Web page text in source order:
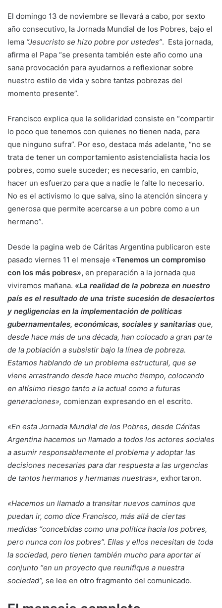
El domingo 13 de noviembre se llevará a cabo, por sexto
año consecutivo, la Jornada Mundial de los Pobres, bajo el
lema “Jesucristo se hizo pobre por ustedes”. Esta jornada,
afirma el Papa “se presenta también este año como una
sana provocación para ayudarnos a reflexionar sobre
nuestro estilo de vida y sobre tantas pobrezas del
momento presente”.
Francisco explica que la solidaridad consiste en “compartir
lo poco que tenemos con quienes no tienen nada, para
que ninguno sufra”. Por eso, destaca más adelante, “no se
trata de tener un comportamiento asistencialista hacia los
pobres, como suele suceder; es necesario, en cambio,
hacer un esfuerzo para que a nadie le falte lo necesario.
No es el activismo lo que salva, sino la atención sincera y
generosa que permite acercarse a un pobre como a un
hermano”.
Desde la pagina web de Cáritas Argentina publicaron este
pasado viernes 11 el mensaje «Tenemos un compromiso
con los más pobres», en preparación a la jornada que
viviremos mañana. «La realidad de la pobreza en nuestro
país es el resultado de una triste sucesión de desaciertos
y negligencias en la implementación de políticas
gubernamentales, económicas, sociales y sanitarias que,
desde hace más de una década, han colocado a gran parte
de la población a subsistir bajo la línea de pobreza.
Estamos hablando de un problema estructural, que se
viene arrastrando desde hace mucho tiempo, colocando
en altísimo riesgo tanto a la actual como a futuras
generaciones», comienzan expresando en el escrito.
«En esta Jornada Mundial de los Pobres, desde Cáritas
Argentina hacemos un llamado a todos los actores sociales
a asumir responsablemente el problema y adoptar las
decisiones necesarias para dar respuesta a las urgencias
de tantos hermanos y hermanas nuestras», exhortaron.
«Hacemos un llamado a transitar nuevos caminos que
puedan ir, como dice Francisco, más allá de ciertas
medidas “concebidas como una política hacia los pobres,
pero nunca con los pobres”. Ellas y ellos necesitan de toda
la sociedad, pero tienen también mucho para aportar al
conjunto “en un proyecto que reunifique a nuestra
sociedad”, se lee en otro fragmento del comunicado.